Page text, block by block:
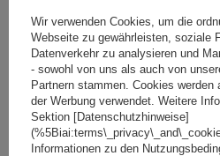
Große Menge verfügbar
Wir
In den
Warenkorb
SONDERANGEBOT
Fassungsvermögen: Fahrräder:
2
Maximales Fahrradgewicht:
22,5
Wir verwenden Cookies, um die
Webseite zu gewährleisten, soziale
Datenverkehr zu analysieren und
- sowohl von uns als auch von
Partnern stammen. Cookies werden
der Werbung verwendet. Weitere
Sektion [Datenschutzhinweise]
Informationen zu den